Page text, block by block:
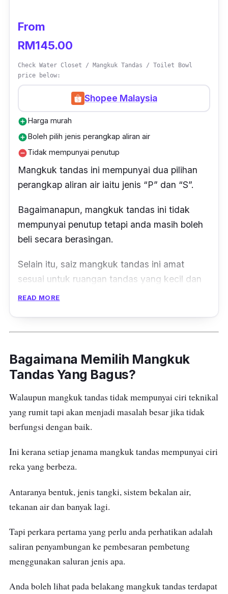
From
RM145.00
Check Water Closet / Mangkuk Tandas / Toilet Bowl
price below:
Shopee Malaysia
add_circleHarga murah
add_circleBoleh pilih jenis perangkap aliran air
remove_circleTidak mempunyai penutup
Mangkuk tandas ini mempunyai dua pilihan
perangkap aliran air iaitu jenis “P” dan “S”.
Bagaimanapun, mangkuk tandas ini tidak
mempunyai penutup tetapi anda masih boleh
beli secara berasingan.
Selain itu, saiz mangkuk tandas ini amat
sesuai untuk ruangan tandas yang kecil dan
jimat ruang.
Bahan pembuatan mangkuk tandas ini
diperbuat daripadaceramicjadi anda tidak
mangkuk tandas ini.
READ MORE
Bagaimana Memilih Mangkuk
Tandas Yang Bagus?
Walaupun mangkuk tandas tidak mempunyai ciri teknikal
yang rumit tapi akan menjadi masalah besar jika tidak
berfungsi dengan baik.
Ini kerana setiap jenama mangkuk tandas mempunyai ciri
reka yang berbeza.
Antaranya bentuk, jenis tangki, sistem bekalan air,
tekanan air dan banyak lagi.
Tapi perkara pertama yang perlu anda perhatikan adalah
saliran penyambungan ke pembesaran pembetung
menggunakan saluran jenis apa.
Anda boleh lihat pada belakang mangkuk tandas terdapat